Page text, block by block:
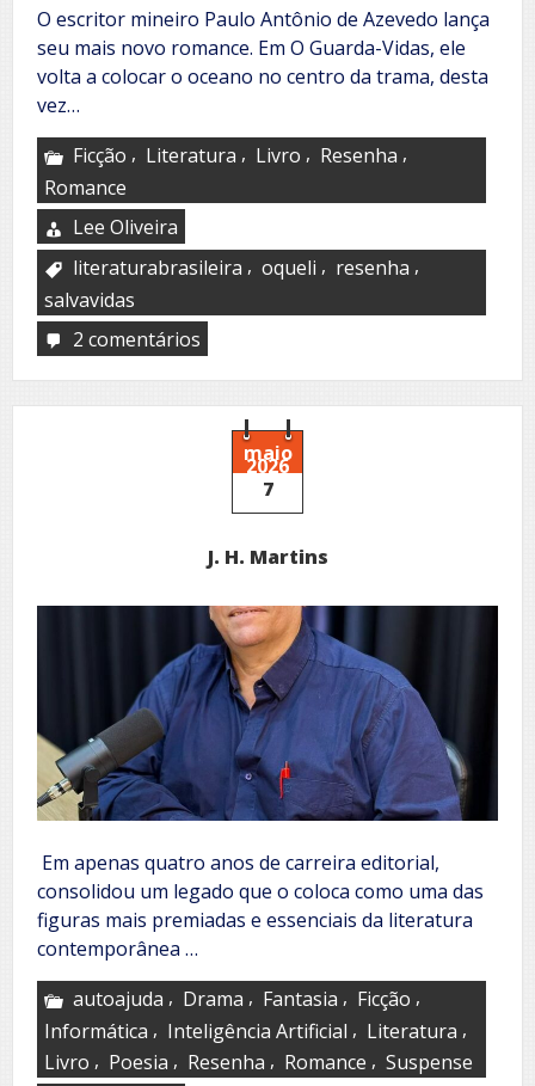
O escritor mineiro Paulo Antônio de Azevedo lança
seu mais novo romance. Em O Guarda-Vidas, ele
volta a colocar o oceano no centro da trama, desta
vez…
Ficção , Literatura , Livro , Resenha ,
Romance
Lee Oliveira
literaturabrasileira , oqueli , resenha ,
salvavidas
2 comentários
Guarda-
Vidas
maio
2026
7
J. H. Martins
Em apenas quatro anos de carreira editorial,
consolidou um legado que o coloca como uma das
figuras mais premiadas e essenciais da literatura
contemporânea …
autoajuda , Drama , Fantasia , Ficção ,
Informática , Inteligência Artificial , Literatura ,
Livro , Poesia , Resenha , Romance , Suspense